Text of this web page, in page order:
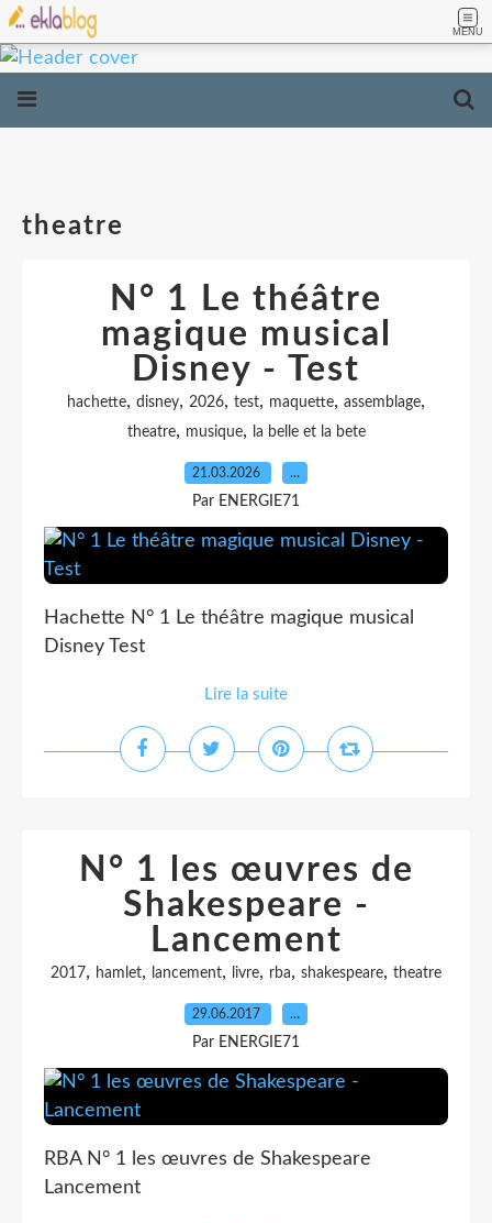
MENU
theatre
N° 1 Le théâtre
magique musical
Disney - Test
hachette, disney, 2026, test, maquette, assemblage,
theatre, musique, la belle et la bete
21.03.2026 …
Par ENERGIE71
Hachette N° 1 Le théâtre magique musical
Disney Test
Lire la suite
N° 1 les œuvres de
Shakespeare -
Lancement
2017, hamlet, lancement, livre, rba, shakespeare, theatre
29.06.2017 …
Par ENERGIE71
RBA N° 1 les œuvres de Shakespeare
Lancement